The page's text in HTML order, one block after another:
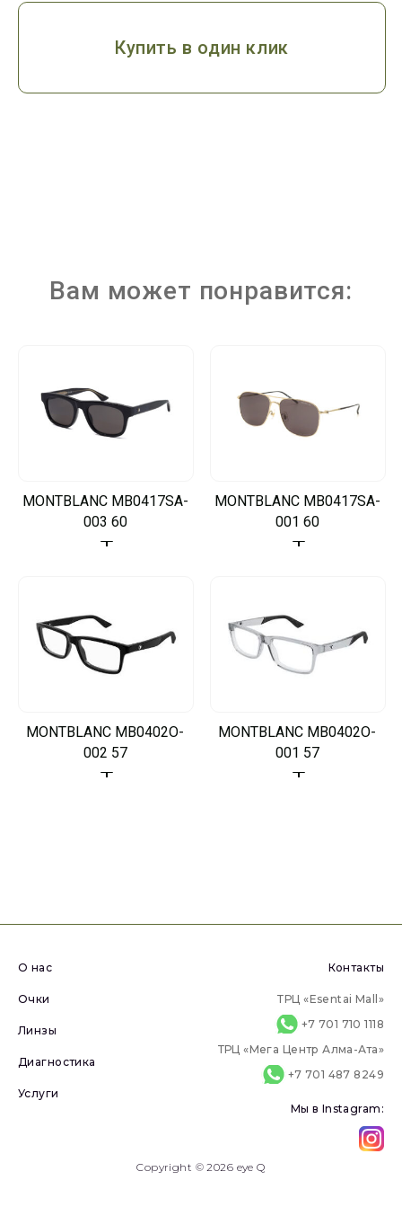
Купить в один клик
Вам может понравится:
MONTBLANC MB0417SA-
003 60
MONTBLANC MB0417SA-
001 60
MONTBLANC MB0402O-
002 57
MONTBLANC MB0402O-
001 57
Copyright © 2026 eye Q
О нас
Очки
Линзы
Диагностика
Услуги
Контакты
ТРЦ «Esentai Mall»
+7 701 710 1118
ТРЦ «Мега Центр Алма-Ата»
+7 701 487 8249
Мы в Instagram: